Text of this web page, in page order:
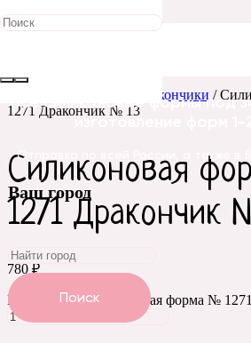
Все силиконовые формы под
изготовление форм 1-
Отправка по всей России, а также в
Ваш город
Поиск
Главная
Дракончики /
1271 Дракончик № 13
Силиконовая
1271 Дракончик
780 ₽
Количество Силиконовая форма №